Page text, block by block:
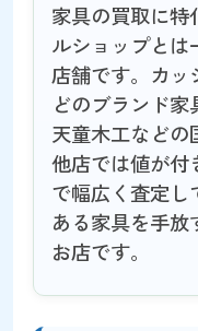
家具の買取に特
ルショップとは
店舗です。カッ
どのブランド
天童木工などの
他店では値が付
で幅広く査定し
ある家具を手
お店です。